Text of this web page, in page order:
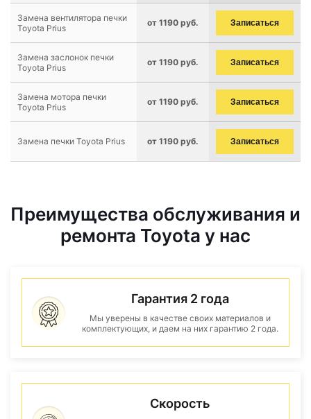
Замена вентилятора печки
Toyota Prius
от 1190 руб. Записаться
Замена заслонок печки
Toyota Prius
от 1190 руб. Записаться
Замена мотора печки
Toyota Prius
от 1190 руб. Записаться
Замена печки Toyota Prius от 1190 руб. Записаться
Преимущества обслуживания и
ремонта Toyota у нас
Гарантия 2 года
Мы уверены в качестве своих материалов и
комплектующих, и даем на них гарантию 2 года.
Скорость